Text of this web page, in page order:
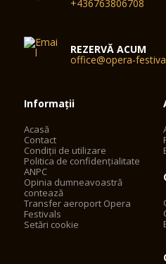
+436763806708
REZERVĂ ACUM
office@opera-
Informații
Acasă
Contact
Condiții de utilizare
Politica de confidențialitate
ANPC
Opinia dumneavoastră
contează
Transfer aeroport Opera
Festivals
Setări cookie